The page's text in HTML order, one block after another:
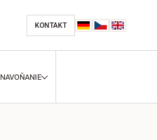
KONTAKT
NAVOŇANIE